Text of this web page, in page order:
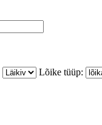
Lõike tüüp: